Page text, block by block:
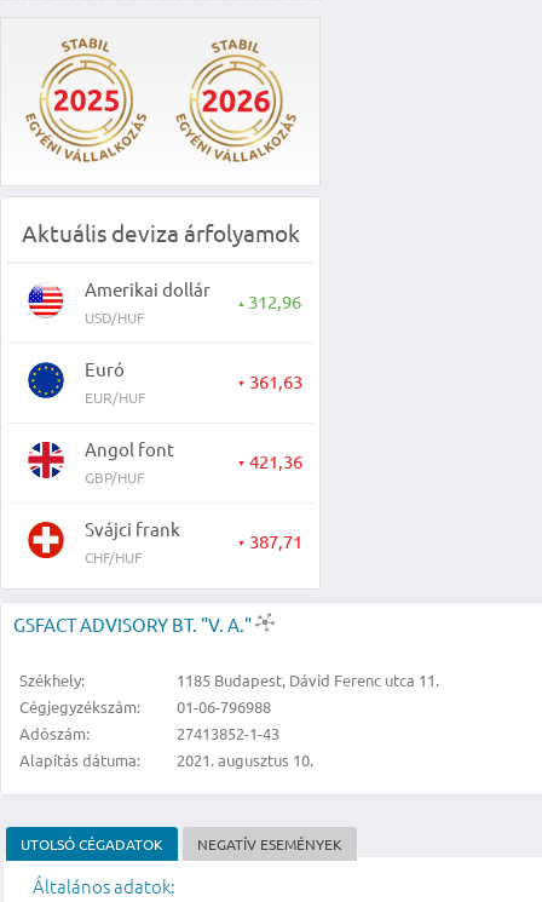
Aktuális deviza árfolyamok
Amerikai dollár
USD/HUF
▲ 312,96
Euró
EUR/HUF
▼ 361,63
Angol font
GBP/HUF
▼ 421,36
Svájci frank
CHF/HUF
▼ 387,71
GSFACT ADVISORY BT. "V. A."
Székhely:
1185 Budapest, Dávid Ferenc utca 11.
Cégjegyzékszám:
01-06-796988
Adószám:
27413852-1-43
Alapítás dátuma:
2021. augusztus 10.
UTOLSÓ CÉGADATOK NEGATÍV ESEMÉNYEK
Általános adatok: